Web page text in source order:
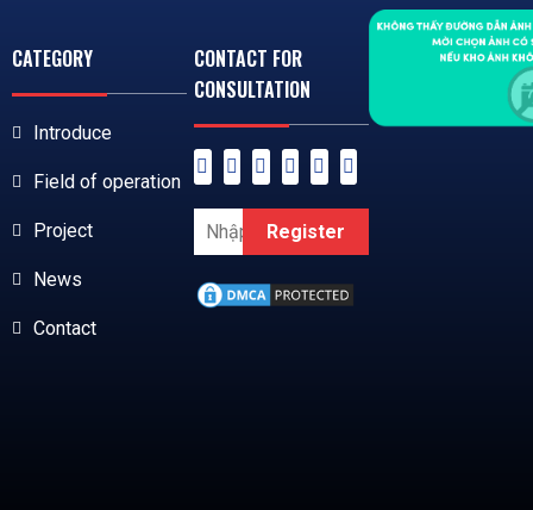
CATEGORY
Introduce
Field of operation
Project
News
Contact
CONTACT FOR
CONSULTATION
Register